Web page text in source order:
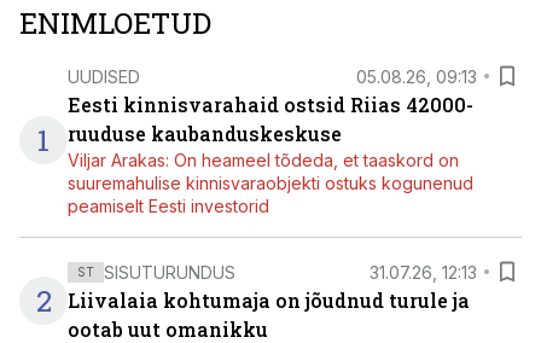
ENIMLOETUD
1
UUDISED 05.08.26, 09:13
Eesti kinnisvarahaid ostsid Riias 42000-
ruuduse kaubanduskeskuse
Viljar Arakas: On heameel tõdeda, et taaskord on
suuremahulise kinnisvaraobjekti ostuks kogunenud
peamiselt Eesti investorid
2
ST SISUTURUNDUS 31.07.26, 12:13
Liivalaia kohtumaja on jõudnud turule ja
ootab uut omanikku